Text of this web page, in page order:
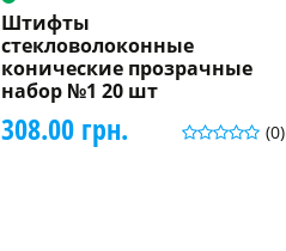
Штифты
стекловолоконные
конические прозрачные
набор №1 20 шт
(0)
308.00 грн.